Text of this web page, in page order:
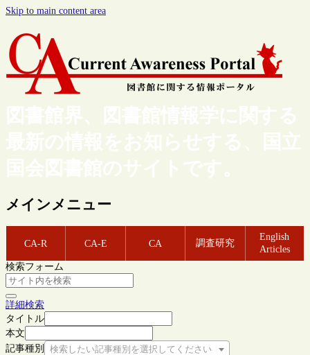
Skip to main content area
図書館界、図書館情報学に関する
最新の情報をお知らせする、国立
国会図書館のサイトです。
メインメニュー
CA-R CA-E CA 調査研究
English
Articles
検索フォーム
詳細検索
タイトル
本文
記事種別
検索したい記事種別を選択してください